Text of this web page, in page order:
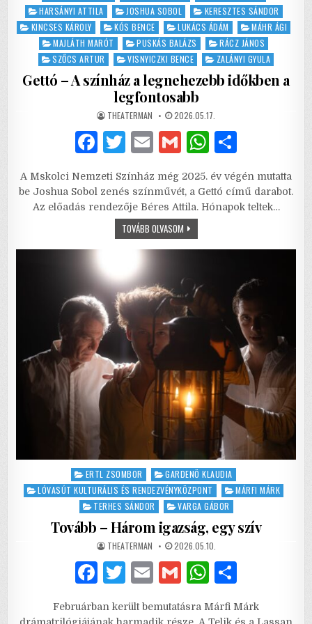
HARSÁNYI ATTILA
JOSHUA SOBOL
KERESZTES SÁNDOR
KINCSES KÁROLY
KÓS BENCE LUKÁCS ÁDÁM
MÁHR ÁGI
MAJLÁTH MARÓT
PUSKÁS BALÁZS
RÁCZ JÁNOS
SZŐCS ARTUR
VISNYICZKI BENCE ZALÁNYI GYULA
Gettó – A színház a legnehezebb időkben a
legfontosabb
AUTHOR:
THEATERMAN PUBLISHED
DATE:
2026.05.17.
F
c
e
o
k
T
it
te
r
E
ai
l
G
ai
l
W
at
s
p
ar
e
A Mskolci Nemzeti Színház még 2025. év végén mutatta
be Joshua Sobol zenés színművét, a Gettó című darabot.
Az előadás rendezője Béres Attila. Hónapok teltek…
TOVÁBB OLVASOMGETTÓ
–
A
IDŐKBEN
A
LEGFONTOSABB
Posted
in
ERTL ZSOMBOR
GARDENÖ KLAUDIA
LÓVASÚT KULTURÁLIS ÉS RENDEZVÉNYKÖZPONT
MÁRFI MÁRK
TERHES SÁNDOR
VARGA GÁBOR
Tovább – Három igazság, egy szív
AUTHOR:
THEATERMAN PUBLISHED
DATE:
2026.05.10.
F
c
T
it
E
ai
G
ai
W
at ar
Februárban került bemutatásra Márfi Márk
drámatrilógiájának harmadik része. A Telik és a Lassan